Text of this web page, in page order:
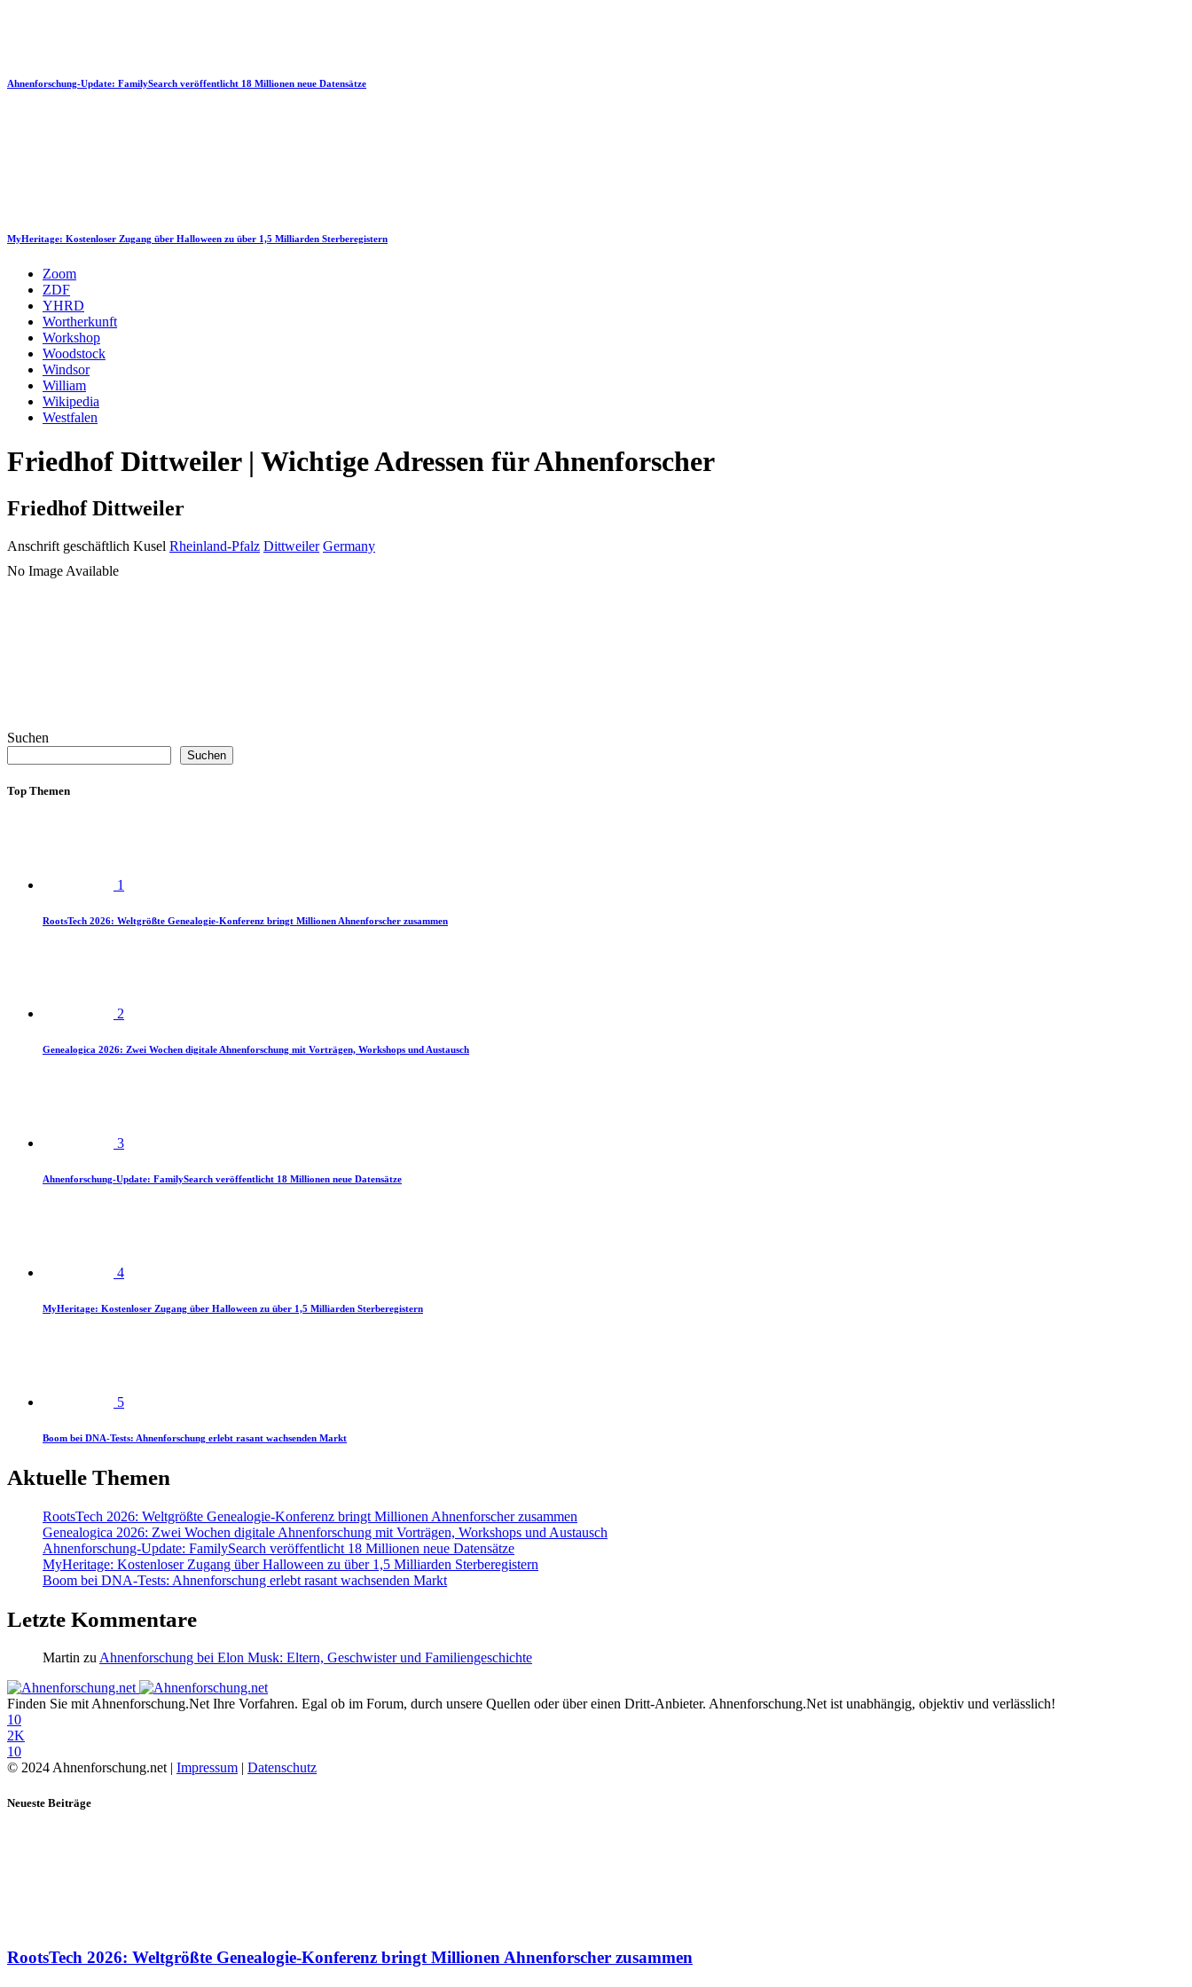
Ahnenforschung-Update: FamilySearch veröffentlicht 18 Millionen neue Datensätze
MyHeritage: Kostenloser Zugang über Halloween zu über 1,5 Milliarden Sterberegistern
Zoom
ZDF
YHRD
Wortherkunft
Workshop
Woodstock
Windsor
William
Wikipedia
Westfalen
Friedhof Dittweiler | Wichtige Adressen für Ahnenforscher
Friedhof Dittweiler
Anschrift geschäftlich Kusel Rheinland-Pfalz Dittweiler Germany
No Image Available
Suchen
Suchen
Top Themen
1
RootsTech 2026: Weltgrößte Genealogie-Konferenz bringt Millionen Ahnenforscher zusammen
2
Genealogica 2026: Zwei Wochen digitale Ahnenforschung mit Vorträgen, Workshops und Austausch
3
Ahnenforschung-Update: FamilySearch veröffentlicht 18 Millionen neue Datensätze
4
MyHeritage: Kostenloser Zugang über Halloween zu über 1,5 Milliarden Sterberegistern
5
Boom bei DNA-Tests: Ahnenforschung erlebt rasant wachsenden Markt
Aktuelle Themen
RootsTech 2026: Weltgrößte Genealogie-Konferenz bringt Millionen Ahnenforscher zusammen
Genealogica 2026: Zwei Wochen digitale Ahnenforschung mit Vorträgen, Workshops und Austausch
Ahnenforschung-Update: FamilySearch veröffentlicht 18 Millionen neue Datensätze
MyHeritage: Kostenloser Zugang über Halloween zu über 1,5 Milliarden Sterberegistern
Boom bei DNA-Tests: Ahnenforschung erlebt rasant wachsenden Markt
Letzte Kommentare
Martin zuAhnenforschung bei Elon Musk: Eltern, Geschwister und Familiengeschichte
Finden Sie mit Ahnenforschung.Net Ihre Vorfahren. Egal ob im Forum, durch unsere Quellen oder über einen Dritt-Anbieter. Ahnenforschung.Net ist unabhängig, objektiv und verlässlich!
10
2K
10
© 2024 Ahnenforschung.net | Impressum Datenschutz
Neueste Beiträge
RootsTech 2026: Weltgrößte Genealogie-Konferenz bringt Millionen Ahnenforscher zusammen